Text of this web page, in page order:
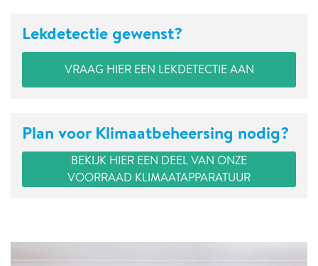
Lekdetectie gewenst?
VRAAG HIER EEN LEKDETECTIE AAN
Plan voor Klimaatbeheersing nodig?
BEKIJK HIER EEN DEEL VAN ONZE
VOORRAAD KLIMAATAPPARATUUR